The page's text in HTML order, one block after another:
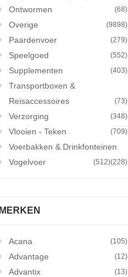
Ontwormen (68)
Overige (9898)
Paardenvoer (279)
Speelgoed (552)
Supplementen (403)
Transportboxen &
Reisaccessoires
(73)
Verzorging (348)
Vlooien - Teken (709)
Voerbakken & Drinkfonteinen
(228)
Vogelvoer (512)
MERKEN
Acana (105)
Advantage (12)
Advantix (13)